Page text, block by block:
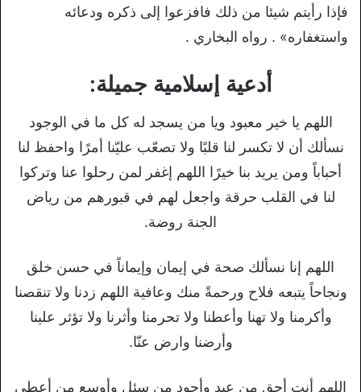
فإذا رأيتم شيئا من ذلك فافزعوا إلى ذكره ودعائه
واستغفاره» . رواه البخاري .
أدعية إسلامية جميلة:
اللهم يا خير معبود ويا من يسجد له كل ما في الوجود
نسألك أن لا تكسر لنا قلبًا ولا تصعّب عليّنا أمرًا واحفظ لنا
أحباباً ومن يريد بنا خيرًا اللهم إغفر لمن رحلوا عنا وتركوا
لنا في القلب حرقة واجعل لهم في قبورهم من رياض
الجنة روضة.
اللهم إنا نسألك صحة في إيمان وإيماناً في حسن خلق
ونجاحاً يتبعه فلاح ورحمةً منك وعافية اللهم زدنا ولا تنقصنا
وأكرمنا ولا تهنا وأعطنا ولا تحرمنا وأثرنا ولا تؤثر علينا
وأرضنا وارض عنّا.
اللهم أنت أحق من عبد وأجود من سئل وأوسع من أعطى